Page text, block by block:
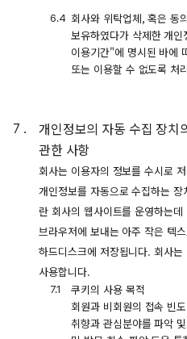
회사와 위탁업체, 혹은 동
보유하였다가 삭제한 개
이용기간"에 명시된 바에
또는 이용할 수 없도록 처
개인정보의 자동 수집 장치
관한 사항
회사는 이용자의 정보를 수시로
개인정보를 자동으로 수집하는
란 회사의 웹사이트를 운영하는
브라우저에 보내는 아주 작은 텍
하드디스크에 저장됩니다. 회사
사용합니다.
쿠키의 사용 목적
회원과 비회원의 접속 빈
취향과 관심분야를 파악